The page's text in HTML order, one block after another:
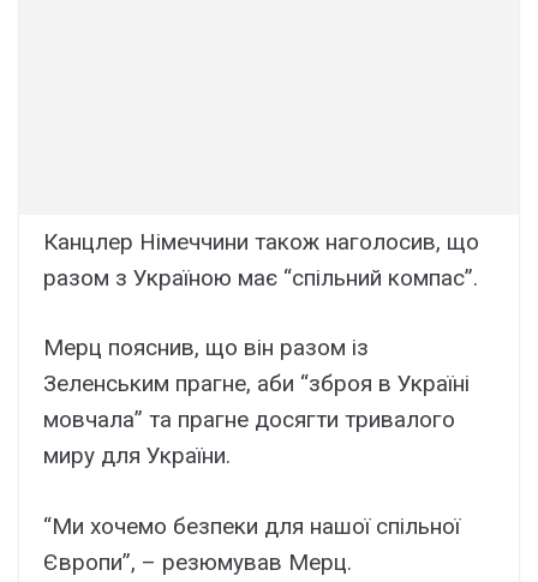
Канцлер Німеччини також наголосив, що
разом з Україною має “спільний компас”.
Мерц пояснив, що він разом із
Зеленським прагне, аби “зброя в Україні
мовчала” та прагне досягти тривалого
миру для України.
“Ми хочемо безпеки для нашої спільної
Європи”, – резюмував Мерц.